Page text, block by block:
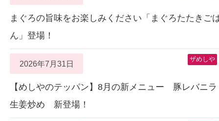
まぐろの旨味をお楽しみください「まぐろたたきご
ん」登場！
2026年7月31日 ザめしや
【めしやのテッパン】8月の新メニュー 豚レバニラ
生姜炒め 新登場！